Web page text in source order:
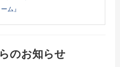
ーム』
のお知らせ